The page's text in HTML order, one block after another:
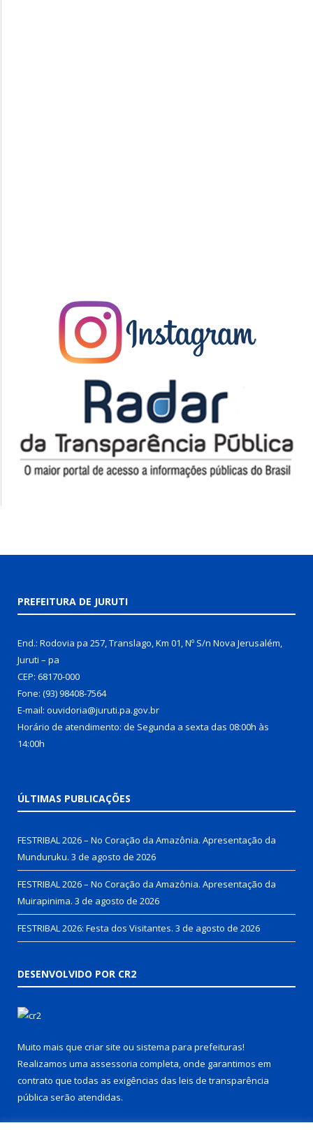
PREFEITURA DE JURUTI
End.: Rodovia pa 257, Translago, Km 01, Nº S/n Nova Jerusalém,
Juruti – pa
CEP: 68170-000
Fone: (93) 98408-7564
E-mail: ouvidoria@juruti.pa.gov.br
Horário de atendimento: de Segunda a sexta das 08:00h às
14:00h
ÚLTIMAS PUBLICAÇÕES
FESTRIBAL 2026 – No Coração da Amazônia. Apresentação da
Munduruku. 3 de agosto de 2026
FESTRIBAL 2026 – No Coração da Amazônia. Apresentação da
Muirapinima. 3 de agosto de 2026
FESTRIBAL 2026: Festa dos Visitantes. 3 de agosto de 2026
DESENVOLVIDO POR CR2
Muito mais que criar site ou sistema para prefeituras!
Realizamos uma assessoria completa, onde garantimos em
contrato que todas as exigências das leis de transparência
pública serão atendidas.